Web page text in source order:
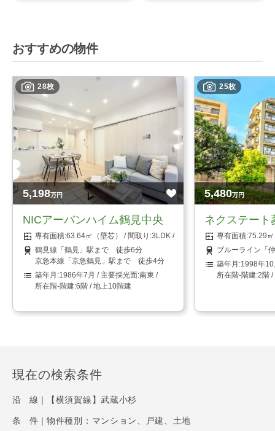
おすすめの物件
28枚
5,198万円
NICアーバンハイム鶴見中央
63.64㎡（壁芯）
3LDK
鶴見線「鶴見」駅まで 徒歩6分
京急本線「京急鶴見」駅まで 徒歩4分
1986年7月
南東
6階 / 地上10階建
25枚
5,480万円
ネクステート
75.29
ブルーライン「
1998年10
2階 /
現在の検索条件
沿 線｜ 【横須賀線】武蔵小杉
条 件｜ 物件種別：マンション、戸建、土地